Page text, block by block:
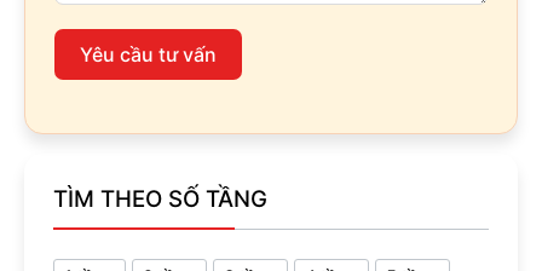
Yêu cầu tư vấn
TÌM THEO SỐ TẦNG